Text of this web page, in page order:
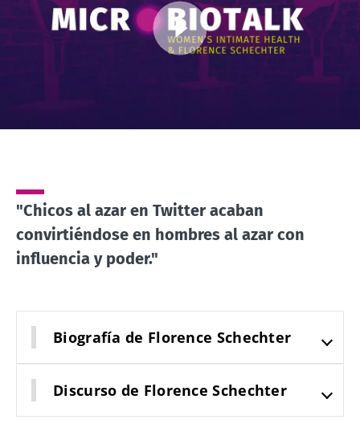
"Chicos al azar en Twitter acaban
convirtiéndose en hombres al azar con
influencia y poder."
Biografía de Florence Schechter
Discurso de Florence Schechter